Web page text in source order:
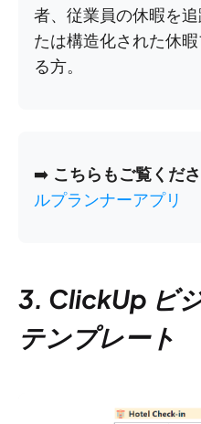
者、従業員の休暇を
たは構造化された休
る方。
➡️ こちらもご覧くださ
ルプランナーアプリ
3. ClickUp ビ
テンプレート